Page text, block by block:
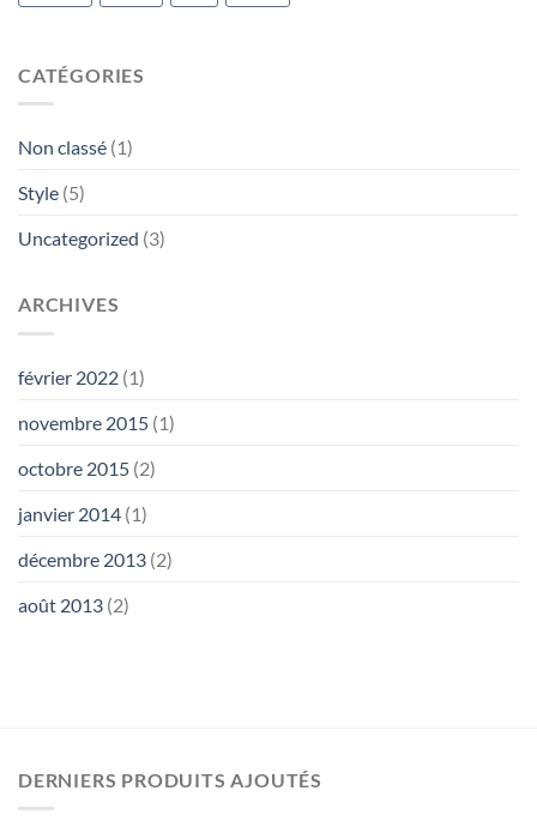
CATÉGORIES
Non classé (1)
Style (5)
Uncategorized (3)
ARCHIVES
février 2022 (1)
novembre 2015 (1)
octobre 2015 (2)
janvier 2014 (1)
décembre 2013 (2)
août 2013 (2)
DERNIERS PRODUITS AJOUTÉS